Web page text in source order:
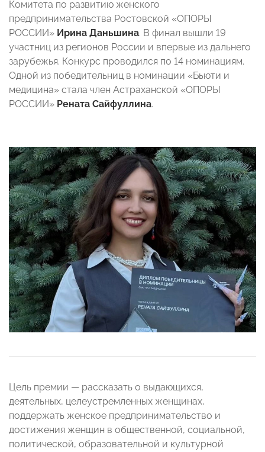
Комитета по развитию женского
предпринимательства Ростовской «ОПОРЫ
РОССИИ» Ирина Даньшина. В финал вышли 19
участниц из регионов России и впервые из дальнего
зарубежья. Конкурс проводился по 14 номинациям.
Одной из победительниц в номинации «Бьюти и
медицина» стала член Астраханской «ОПОРЫ
РОССИИ» Рената Сайфуллина.
Цель премии — рассказать о выдающихся,
деятельных, целеустремленных женщинах,
поддержать женское предпринимательство и
достижения женщин в общественной, социальной,
политической, образовательной и культурной